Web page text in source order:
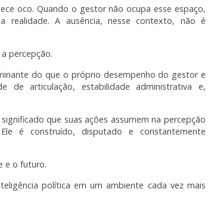
oco. Quando o gestor não ocupa esse espaço,
A ausência, nesse contexto, não é
percepção.
do que o próprio desempenho do gestor e
de articulação, estabilidade administrativa e,
que suas ações assumem na percepção
é construído, disputado e constantemente
e o futuro.
política em um ambiente cada vez mais